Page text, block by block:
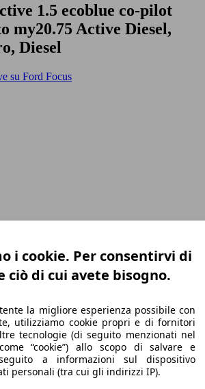
1.5 ecoblue co-pilot
my20.75 Active Diesel,
Diesel
su Ford Focus
i cookie. Per consentirvi di
ciò di cui avete bisogno.
la migliore esperienza possibile con
utilizziamo cookie propri e di fornitori
tecnologie (di seguito menzionati nel
“cookie”) allo scopo di salvare e
a informazioni sul dispositivo
personali (tra cui gli indirizzi IP).